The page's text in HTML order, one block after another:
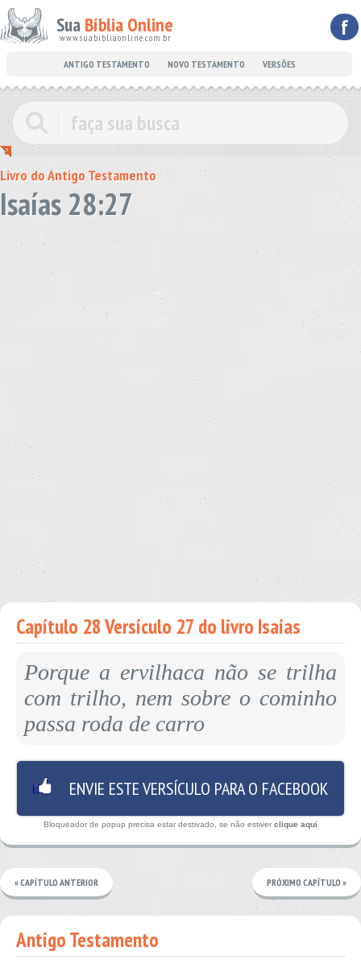
Sua Bíblia Online
www.suabibliaonline.com.br f
ANTIGO TESTAMENTO NOVO TESTAMENTO VERSÕES
Livro do Antigo Testamento
Isaías 28:27
Capítulo 28 Versículo 27 do livro Isaías
Porque a ervilhaca não se trilha
com trilho, nem sobre o cominho
passa roda de carro
ENVIE ESTE VERSÍCULO PARA O FACEBOOK
Bloqueador de popup precisa estar destivado, se não estiver clique aqui
« CAPÍTULO ANTERIOR PRÓXIMO CAPÍTULO »
Antigo Testamento